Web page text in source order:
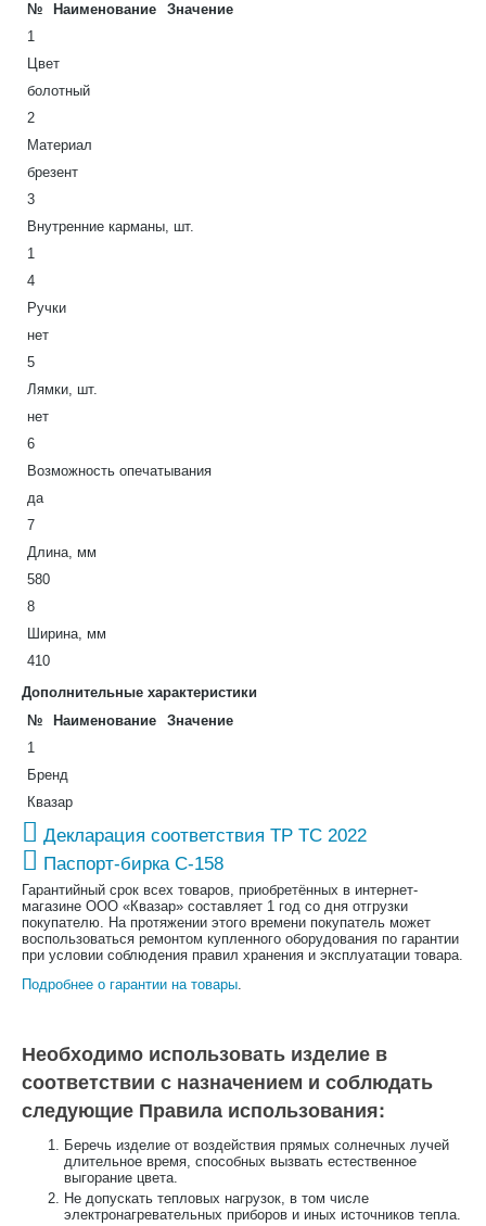
№ Наименование
Значение
1
Цвет
болотный
2
Материал
брезент
3
Внутренние карманы, шт.
1
4
Ручки
нет
5
Лямки, шт.
нет
6
Возможность опечатывания
да
7
Длина, мм
580
8
Ширина, мм
410
Дополнительные характеристики
№
Наименование
Значение
1
Бренд
Квазар
Декларация соответствия ТР ТС 2022
Паспорт-бирка С-158
Гарантийный срок всех товаров, приобретённых в интернет-
магазине ООО «Квазар» составляет 1 год со дня отгрузки
покупателю. На протяжении этого времени покупатель может
воспользоваться ремонтом купленного оборудования по гарантии
при условии соблюдения правил хранения и эксплуатации товара.
Подробнее о гарантии на товары.
Необходимо использовать изделие в
соответствии с назначением и соблюдать
следующие Правила использования:
Беречь изделие от воздействия прямых солнечных лучей
длительное время, способных вызвать естественное
выгорание цвета.
Не допускать тепловых нагрузок, в том числе
электронагревательных приборов и иных источников тепла.